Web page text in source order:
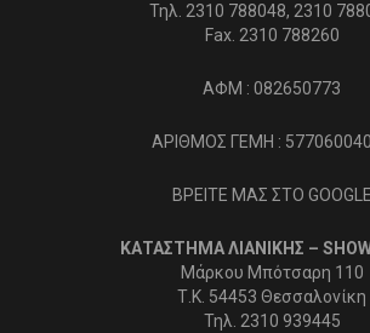
Τηλ. 2310 788048, 2310
Fax. 2310 788260
ΑΦΜ : 082650773
ΑΡΙΘΜΟΣ ΓΕΜΗ :
ΒΡΕΙΤΕ ΜΑΣ ΣΤΟ GOOGLE
ΚΑΤΑΣΤΗΜΑ ΛΙΑΝΙΚΗΣ –
Μάρκου Μπότσαρη 110
Τ.Κ. 54453 Θεσσαλονίκη
Τηλ. 2310 939445